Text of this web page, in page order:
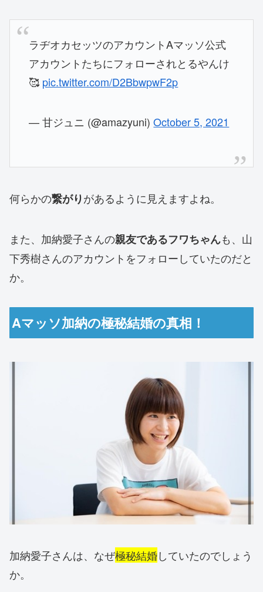
ラヂオカセッツのアカウントAマッソ公式
アカウントたちにフォローされとるやんけ
🥰 pic.twitter.com/D2BbwpwF2p
— 甘ジュニ (@amazyuni)October 5, 2021
何らかの繋がりがあるように見えますよね。
また、加納愛子さんの親友であるフワちゃんも、山
下秀樹さんのアカウントをフォローしていたのだと
か。
Aマッソ加納の極秘結婚の真相！
加納愛子さんは、なぜ極秘結婚していたのでしょう
か。